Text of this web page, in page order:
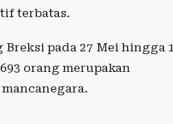
terbatas.
pada 27 Mei hingga 1
orang merupakan